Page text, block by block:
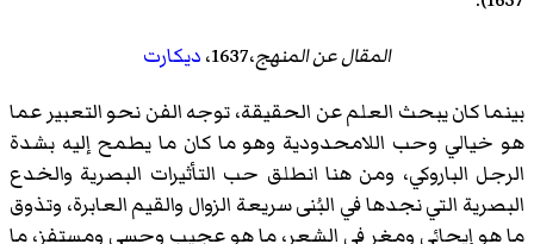
المقال عن المنهج،1637،
ديكارت
بينما كان يبحث العلم عن الحقيقة، توجه الفن نحو التعبير عما
هو خيالي وحب اللامحدودية وهو ما كان ما يطمح إليه بشدة
الرجل الباروكي، ومن هنا انطلق حب التأثيرات البصرية والخدع
البصرية التي نجدها في البُنى سريعة الزوال والقيم العابرة، وتذوق
ما هو إيحائي ومغرٍ في الشعر، ما هو عجيب وحسي ومستفز، ما